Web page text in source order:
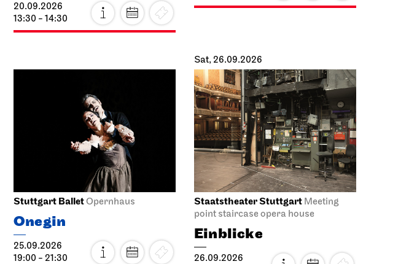
20.09.2026
13:30 - 14:30
Stuttgart BalletOpernhaus
Onegin
25.09.2026
19:00 - 21:30
Sat, 26.09.2026
Staatstheater Stuttgart Meeting
point staircase opera house
Einblicke
26.09.2026